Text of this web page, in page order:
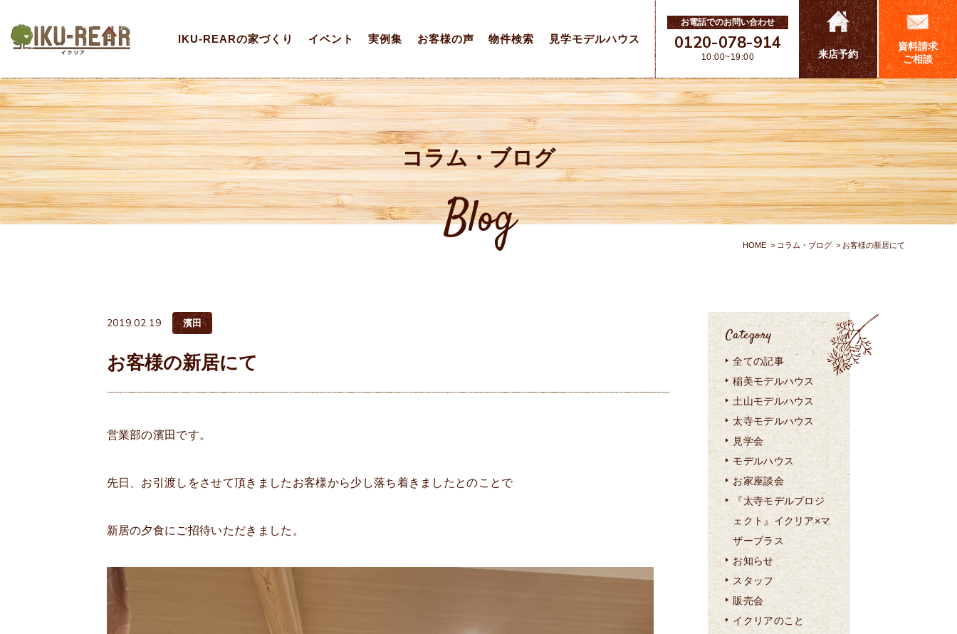
IKU-REARの家づくり イベント 実例集 お客様の声 物件検索 見学モデルハウス
お電話でのお問い合わせ
0120-078-914
10:00~19:00 来店予約
資料請求
ご相談
コラム・ブログ
Blog HOME コラム・ブログ お客様の新居にて
2019.02.19 濱田
お客様の新居にて
営業部の濱田です。
先日、お引渡しをさせて頂きましたお客様から少し落ち着きましたとのことで
新居の夕食にご招待いただきました。
Category
全ての記事
稲美モデルハウス
土山モデルハウス
太寺モデルハウス
見学会
モデルハウス
お家座談会
『太寺モデルプロジ
ェクト』イクリア×マ
ザープラス
お知らせ
スタッフ
販売会
イクリアのこと